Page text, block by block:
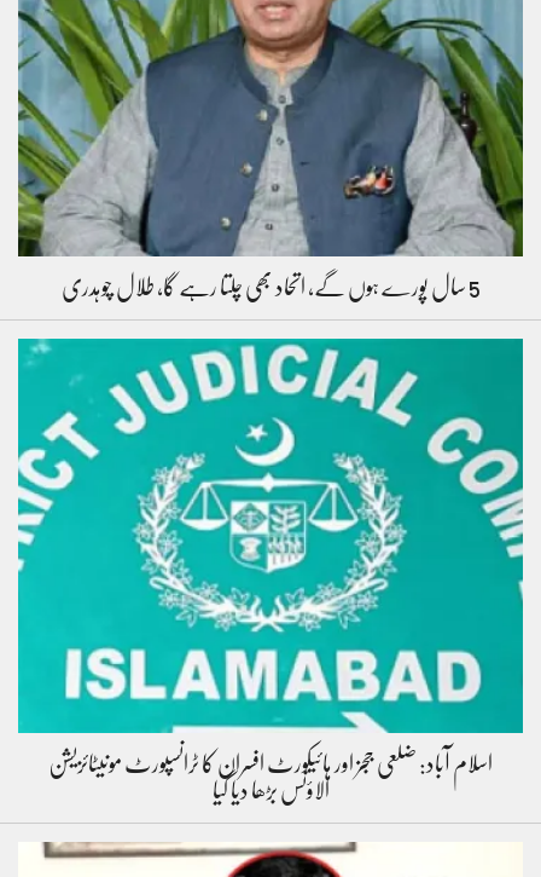
5 سال پورے ہوں گے، اتحاد بھی چلتا رہے گا، طلال چوہدری
اسلام آباد: ضلعی ججز اور ہائیکورٹ افسران کا ٹرانسپورٹ مونیٹائزیشن
الاؤنس بڑھا دیا گیا